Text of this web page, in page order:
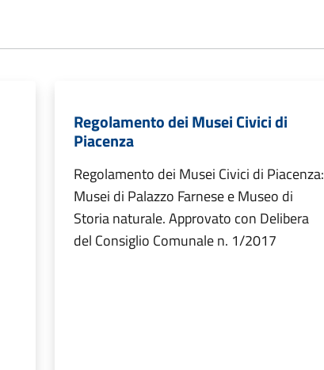
Regolamento dei Musei Civici di
Piacenza
Regolamento dei Musei Civici di Piacenza:
Musei di Palazzo Farnese e Museo di
Storia naturale. Approvato con Delibera
del Consiglio Comunale n. 1/2017